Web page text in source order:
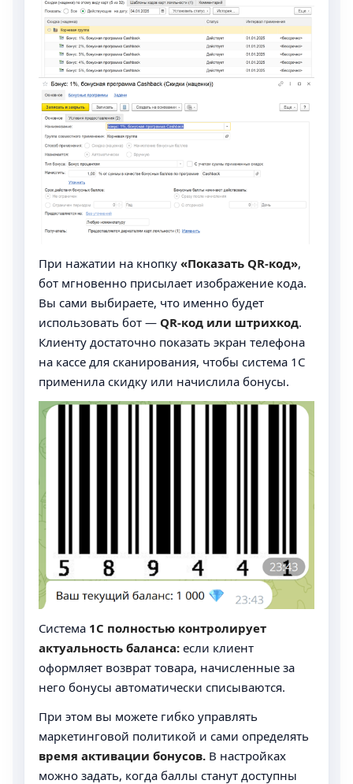
При нажатии на кнопку «Показать QR-код»,
бот мгновенно присылает изображение кода.
Вы сами выбираете, что именно будет
использовать бот — QR-код или штрихкод.
Клиенту достаточно показать экран телефона
на кассе для сканирования, чтобы система 1С
применила скидку или начислила бонусы.
Система 1С полностью контролирует
актуальность баланса: если клиент
оформляет возврат товара, начисленные за
него бонусы автоматически списываются.
При этом вы можете гибко управлять
маркетинговой политикой и сами определять
время активации бонусов. В настройках
можно задать, когда баллы станут доступны